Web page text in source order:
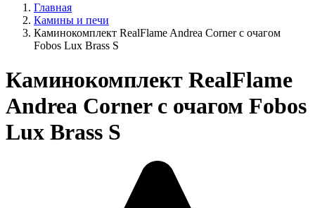
Главная
Камины и печи
Каминокомплект RealFlame Andrea Corner с очагом
Fobos Lux Brass S
Каминокомплект RealFlame
Andrea Corner с очагом Fobos
Lux Brass S